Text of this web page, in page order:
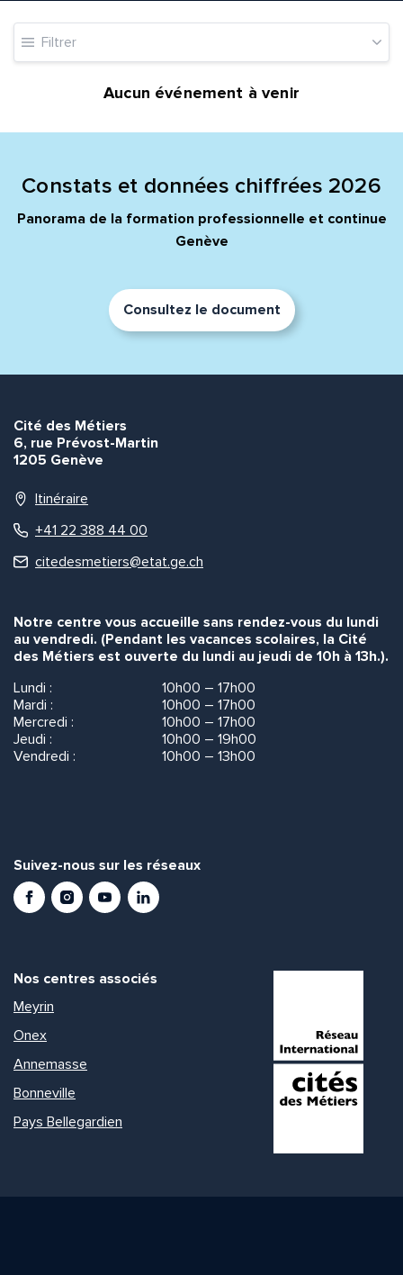
Filtrer
Aucun événement à venir
Constats et données chiffrées 2026
Panorama de la formation professionnelle et continue
Genève
Consultez le document
Cité des Métiers
6, rue Prévost-Martin
1205 Genève
Itinéraire
+41 22 388 44 00
citedesmetiers@etat.ge.ch
Notre centre vous accueille sans rendez-vous du lundi
au vendredi. (Pendant les vacances scolaires, la Cité
des Métiers est ouverte du lundi au jeudi de 10h à 13h.).
Lundi :
10h00 – 17h00
Mardi :
10h00 – 17h00
Mercredi :
10h00 – 17h00
Jeudi :
10h00 – 19h00
Vendredi :
10h00 – 13h00
Suivez-nous sur les réseaux
FacebookInstagramYoutubeLinkedIn
Nos centres associés
Meyrin
Onex
Annemasse
Bonneville
Pays Bellegardien
Message*
Commentaire*